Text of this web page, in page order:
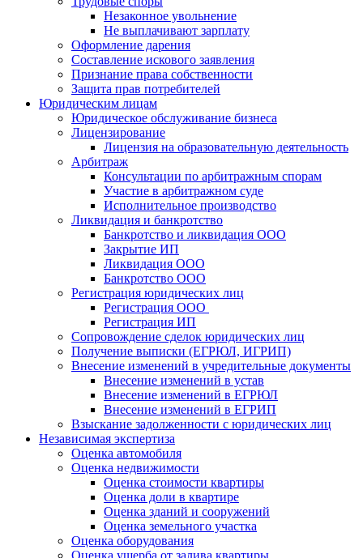
Незаконное увольнение
Не выплачивают зарплату
Оформление дарения
Составление искового заявления
Признание права собственности
Защита прав потребителей
Юридическим лицам
Юридическое обслуживание бизнеса
Лицензирование
Лицензия на образовательную деятельность
Арбитраж
Консультации по арбитражным спорам
Участие в арбитражном суде
Исполнительное производство
Ликвидация и банкротство
Банкротство и ликвидация ООО
Закрытие ИП
Ликвидация ООО
Банкротство ООО
Регистрация юридических лиц
Регистрация ООО
Регистрация ИП
Сопровождение сделок юридических лиц
Получение выписки (ЕГРЮЛ, ИГРИП)
Внесение изменений в учредительные документы
Внесение изменений в устав
Внесение изменений в ЕГРЮЛ
Внесение изменений в ЕГРИП
Взыскание задолженности с юридических лиц
Независимая экспертиза
Оценка автомобиля
Оценка недвижимости
Оценка стоимости квартиры
Оценка доли в квартире
Оценка зданий и сооружений
Оценка земельного участка
Оценка оборудования